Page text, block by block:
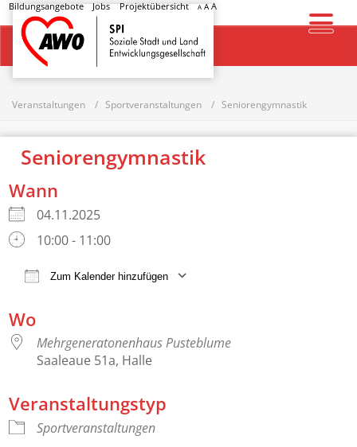
Bildungsangebote Jobs Projektübersicht A AA
Startseite
Veranstaltungen Sportveranstaltungen Seniorengymnastik
Seniorengymnastik
Wann
04.11.2025
10:00 - 11:00
Zum Kalender hinzufügen
Wo
Mehrgeneratonenhaus Pusteblume
Saaleaue 51a, Halle
Veranstaltungstyp
Sportveranstaltungen